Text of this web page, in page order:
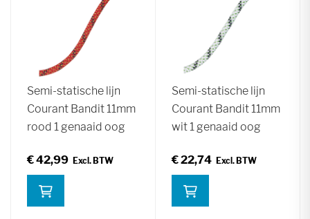
Semi-statische lijn
Courant Bandit 11mm
rood 1 genaaid oog
€ 42,99
Semi-statische lijn
Courant Bandit 11mm
wit 1 genaaid oog
€ 22,74